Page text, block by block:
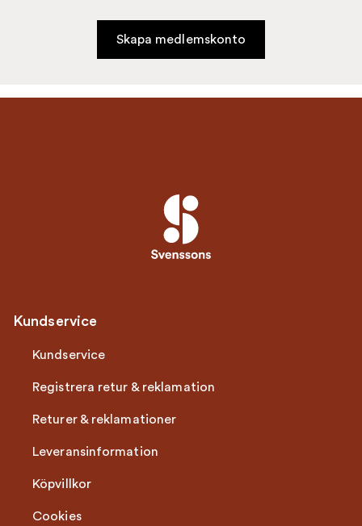
Skapa medlemskonto
Kundservice
Kundservice
Registrera retur & reklamation
Returer & reklamationer
Leveransinformation
Köpvillkor
Cookies